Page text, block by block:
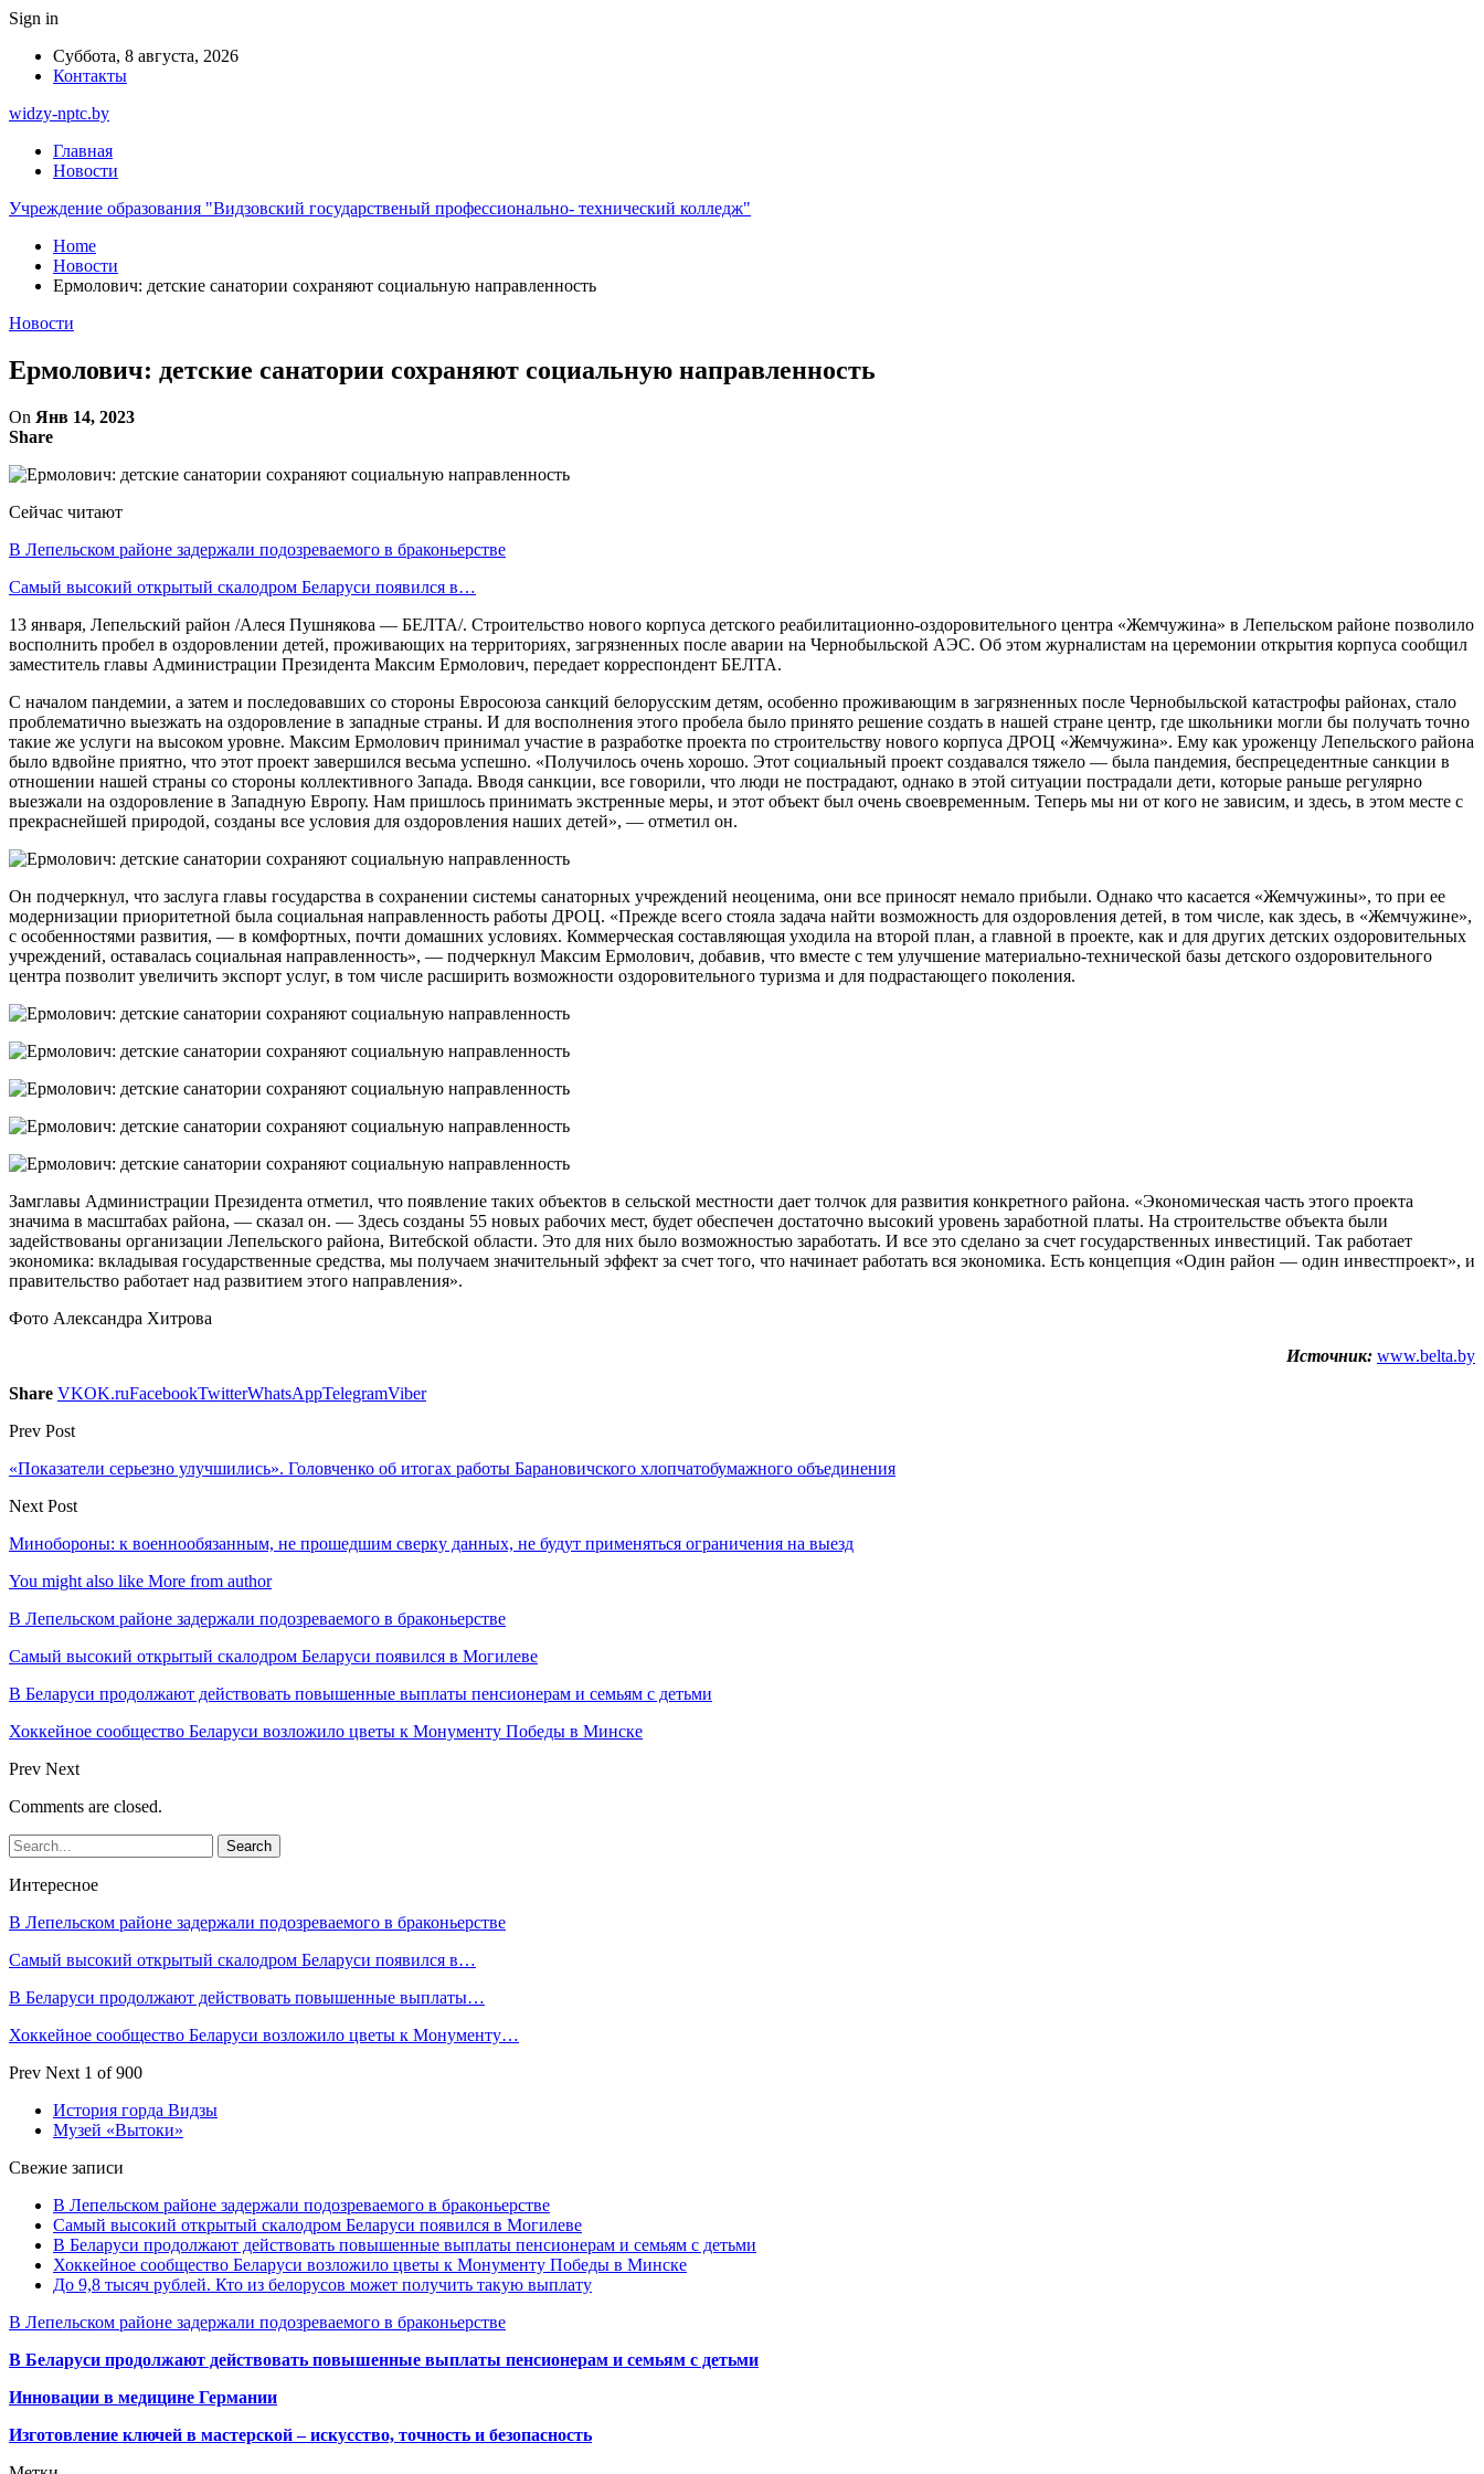
Sign in
Суббота, 8 августа, 2026
Контакты
widzy-nptc.by
Главная
Новости
Учреждение образования "Видзовский государственый профессионально- технический колледж"
Home
Новости
Ермолович: детские санатории сохраняют социальную направленность
Новости
Ермолович: детские санатории сохраняют социальную направленность
On Янв 14, 2023
Share
Сейчас читают
В Лепельском районе задержали подозреваемого в браконьерстве
Самый высокий открытый скалодром Беларуси появился в…
13 января, Лепельский район /Алеся Пушнякова — БЕЛТА/. Строительство нового корпуса детского реабилитационно-оздоровительного центра «Жемчужина» в Лепельском районе позволило
восполнить пробел в оздоровлении детей, проживающих на территориях, загрязненных после аварии на Чернобыльской АЭС. Об этом журналистам на церемонии открытия корпуса сообщил
заместитель главы Администрации Президента Максим Ермолович, передает корреспондент БЕЛТА.
С началом пандемии, а затем и последовавших со стороны Евросоюза санкций белорусским детям, особенно проживающим в загрязненных после Чернобыльской катастрофы районах, стало
проблематично выезжать на оздоровление в западные страны. И для восполнения этого пробела было принято решение создать в нашей стране центр, где школьники могли бы получать точно
такие же услуги на высоком уровне. Максим Ермолович принимал участие в разработке проекта по строительству нового корпуса ДРОЦ «Жемчужина». Ему как уроженцу Лепельского района
было вдвойне приятно, что этот проект завершился весьма успешно. «Получилось очень хорошо. Этот социальный проект создавался тяжело — была пандемия, беспрецедентные санкции в
отношении нашей страны со стороны коллективного Запада. Вводя санкции, все говорили, что люди не пострадают, однако в этой ситуации пострадали дети, которые раньше регулярно
выезжали на оздоровление в Западную Европу. Нам пришлось принимать экстренные меры, и этот объект был очень своевременным. Теперь мы ни от кого не зависим, и здесь, в этом месте с
прекраснейшей природой, созданы все условия для оздоровления наших детей», — отметил он.
Он подчеркнул, что заслуга главы государства в сохранении системы санаторных учреждений неоценима, они все приносят немало прибыли. Однако что касается «Жемчужины», то при ее
модернизации приоритетной была социальная направленность работы ДРОЦ. «Прежде всего стояла задача найти возможность для оздоровления детей, в том числе, как здесь, в «Жемчужине»,
с особенностями развития, — в комфортных, почти домашних условиях. Коммерческая составляющая уходила на второй план, а главной в проекте, как и для других детских оздоровительных
учреждений, оставалась социальная направленность», — подчеркнул Максим Ермолович, добавив, что вместе с тем улучшение материально-технической базы детского оздоровительного
центра позволит увеличить экспорт услуг, в том числе расширить возможности оздоровительного туризма и для подрастающего поколения.
Замглавы Администрации Президента отметил, что появление таких объектов в сельской местности дает толчок для развития конкретного района. «Экономическая часть этого проекта
значима в масштабах района, — сказал он. — Здесь созданы 55 новых рабочих мест, будет обеспечен достаточно высокий уровень заработной платы. На строительстве объекта были
задействованы организации Лепельского района, Витебской области. Это для них было возможностью заработать. И все это сделано за счет государственных инвестиций. Так работает
экономика: вкладывая государственные средства, мы получаем значительный эффект за счет того, что начинает работать вся экономика. Есть концепция «Один район — один инвестпроект», и
правительство работает над развитием этого направления».
Фото Александра Хитрова
Источник: www.belta.by
Share VKOK.ruFacebookTwitterWhatsAppTelegramViber
Prev Post
«Показатели серьезно улучшились». Головченко об итогах работы Барановичского хлопчатобумажного объединения
Next Post
Минобороны: к военнообязанным, не прошедшим сверку данных, не будут применяться ограничения на выезд
You might also like More from author
В Лепельском районе задержали подозреваемого в браконьерстве
Самый высокий открытый скалодром Беларуси появился в Могилеве
В Беларуси продолжают действовать повышенные выплаты пенсионерам и семьям с детьми
Хоккейное сообщество Беларуси возложило цветы к Монументу Победы в Минске
Prev Next
Comments are closed.
Интересное
В Лепельском районе задержали подозреваемого в браконьерстве
Самый высокий открытый скалодром Беларуси появился в…
В Беларуси продолжают действовать повышенные выплаты…
Хоккейное сообщество Беларуси возложило цветы к Монументу…
Prev Next 1 of 900
История горда Видзы
Музей «Вытоки»
Свежие записи
В Лепельском районе задержали подозреваемого в браконьерстве
Самый высокий открытый скалодром Беларуси появился в Могилеве
В Беларуси продолжают действовать повышенные выплаты пенсионерам и семьям с детьми
Хоккейное сообщество Беларуси возложило цветы к Монументу Победы в Минске
До 9,8 тысяч рублей. Кто из белорусов может получить такую выплату
В Лепельском районе задержали подозреваемого в браконьерстве
В Беларуси продолжают действовать повышенные выплаты пенсионерам и семьям с детьми
Инновации в медицине Германии
Изготовление ключей в мастерской – искусство, точность и безопасность